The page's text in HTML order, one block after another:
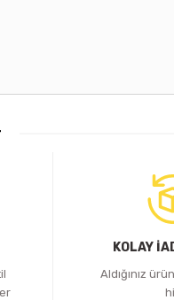
RGB SİNYAL
KOLAY
Aldığınız